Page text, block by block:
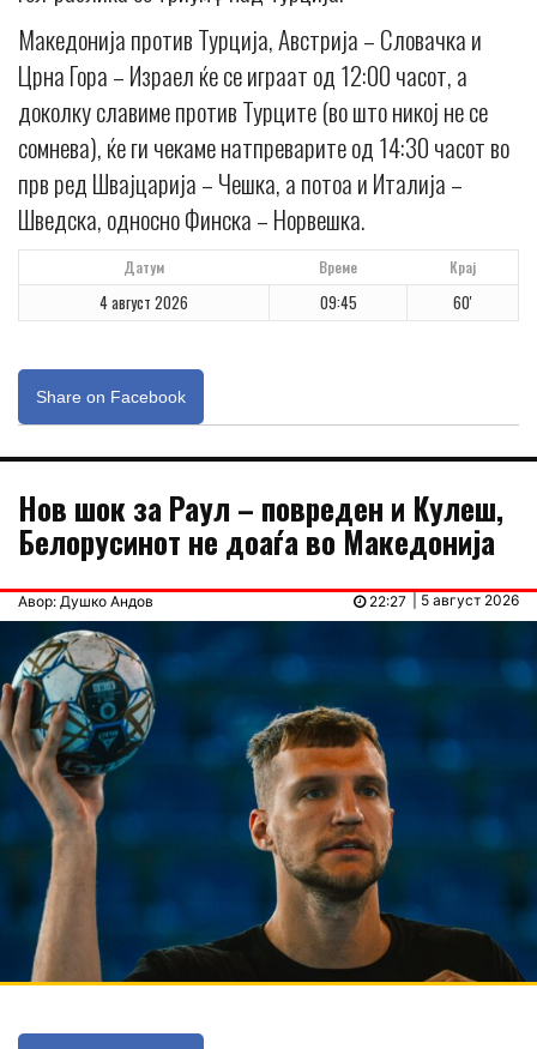
Македонија против Турција, Австрија – Словачка и
Црна Гора – Израел ќе се играат од 12:00 часот, а
доколку славиме против Турците (во што никој не се
сомнева), ќе ги чекаме натпреварите од 14:30 часот во
прв ред Швајцарија – Чешка, а потоа и Италија –
Шведска, односно Финска – Норвешка.
Датум Време Крај
4 август 2026 09:45 60'
Share on Facebook
Нов шок за Раул – повреден и Кулеш,
Белорусинот не доаѓа во Македонија
Авор: Душко Андов | 5 август 2026
22:27